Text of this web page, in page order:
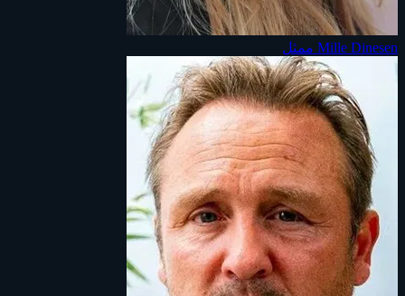
Mille Dinesen ممثل